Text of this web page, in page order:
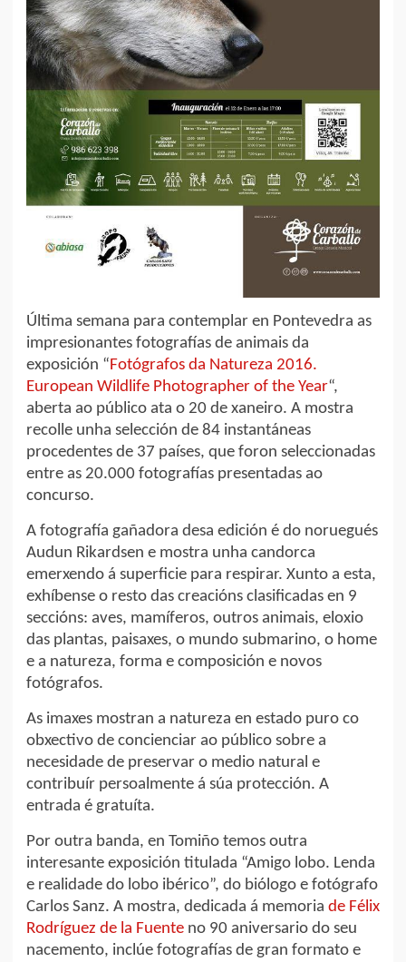
Última semana para contemplar en Pontevedra as
impresionantes fotografías de animais da
exposición “Fotógrafos da Natureza 2016.
European Wildlife Photographer of the Year“,
aberta ao público ata o 20 de xaneiro. A mostra
recolle unha selección de 84 instantáneas
procedentes de 37 países, que foron seleccionadas
entre as 20.000 fotografías presentadas ao
concurso.
A fotografía gañadora desa edición é do noruegués
Audun Rikardsen e mostra unha candorca
emerxendo á superficie para respirar. Xunto a esta,
exhíbense o resto das creacións clasificadas en 9
seccións: aves, mamíferos, outros animais, eloxio
das plantas, paisaxes, o mundo submarino, o home
e a natureza, forma e composición e novos
fotógrafos.
As imaxes mostran a natureza en estado puro co
obxectivo de concienciar ao público sobre a
necesidade de preservar o medio natural e
contribuír persoalmente á súa protección. A
entrada é gratuíta.
Por outra banda, en Tomiño temos outra
interesante exposición titulada “Amigo lobo. Lenda
e realidade do lobo ibérico”, do biólogo e fotógrafo
Carlos Sanz. A mostra, dedicada á memoria de Félix
Rodríguez de la Fuente no 90 aniversario do seu
nacemento, inclúe fotografías de gran formato e